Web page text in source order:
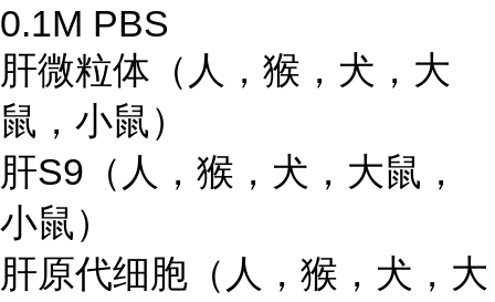
0.1M PBS
肝微粒体（人，猴，犬，大
鼠，小鼠）
肝S9（人，猴，犬，大鼠，
小鼠）
肝原代细胞（人，猴，犬，大